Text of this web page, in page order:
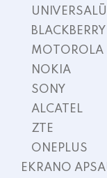
BLACKBERRY
MOTOROLA
NOKIA
SONY
ALCATEL
ZTE
ONEPLUS
EKRANO